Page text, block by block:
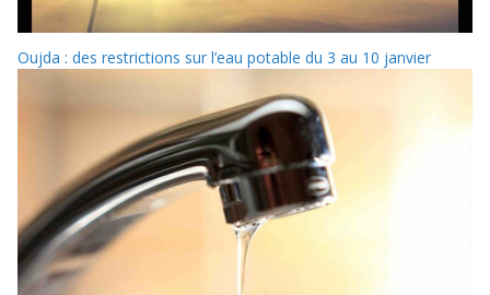
Oujda : des restrictions sur l’eau potable du 3 au 10 janvier